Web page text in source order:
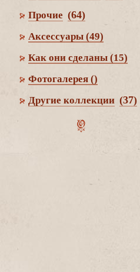
Прочие (64)
Аксессуары (49)
Как они сделаны (15)
Фотогалерея ()
Другие коллекции (37)